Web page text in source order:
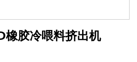
胶冷喂料挤出机